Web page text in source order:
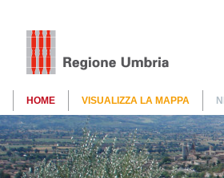
HOME VISUALIZZA LA MAPPA